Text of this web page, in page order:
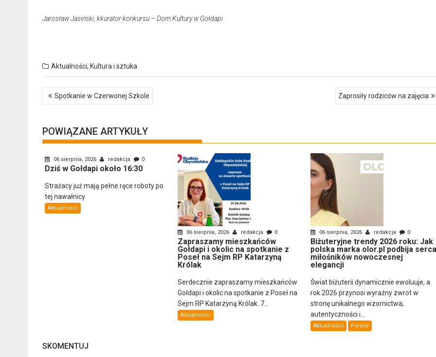
Jarosław Jasiński, kkurator konkursu – Dom Kultury w Gołdapi
Aktualności, Kultura i sztuka
Nawigacja
wpisu
Spotkanie w Czerwonej Szkole Zaprosiły rodziców na zajęcia
POWIĄZANE ARTYKUŁY
06 sierpnia, 2026 redakcja 0
Dziś w Gołdapi około 16:30
Strażacy już mają pełne ręce roboty po
tej nawałnicy.
Aktualności
06 sierpnia, 2026 redakcja 0
Zapraszamy mieszkańców
Gołdapi i okolic na spotkanie z
Poseł na Sejm RP Katarzyną
Królak
Serdecznie zapraszamy mieszkańców
Gołdapi i okolic na spotkanie z Poseł na
Sejm RP Katarzyną Królak. 7...
Aktualności
06 sierpnia, 2026 redakcja 0
Biżuteryjne trendy 2026 roku: Jak
polska marka olor.pl podbija serca
miłośników nowoczesnej
elegancji
Świat biżuterii dynamicznie ewoluuje, a
rok 2026 przynosi wyraźny zwrot w
stronę unikalnego wzornictwa,
autentyczności i...
Aktualności Porady
SKOMENTUJ